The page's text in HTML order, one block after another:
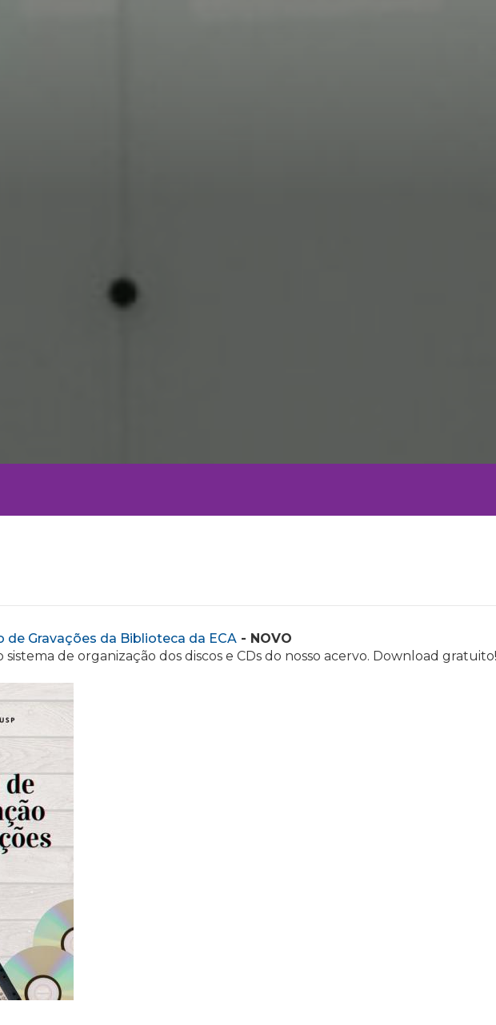
de Gravações da Biblioteca da ECA - NOVO
sistema de organização dos discos e CDs do nosso acervo. Download gratuito!